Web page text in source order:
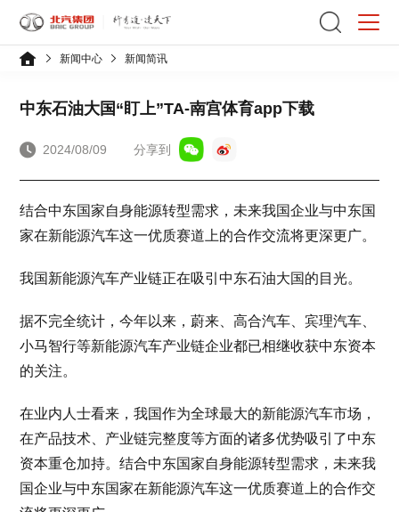
新闻中心 新闻简讯
中东石油大国“盯上”TA-南宫体育app下载
2024/08/09 分享到
结合中东国家自身能源转型需求，未来我国企业与中东国
家在新能源汽车这一优质赛道上的合作交流将更深更广。
我国新能源汽车产业链正在吸引中东石油大国的目光。
据不完全统计，今年以来，蔚来、高合汽车、宾理汽车、
小马智行等新能源汽车产业链企业都已相继收获中东资本
的关注。
在业内人士看来，我国作为全球最大的新能源汽车市场，
在产品技术、产业链完整度等方面的诸多优势吸引了中东
资本重仓加持。结合中东国家自身能源转型需求，未来我
国企业与中东国家在新能源汽车这一优质赛道上的合作交